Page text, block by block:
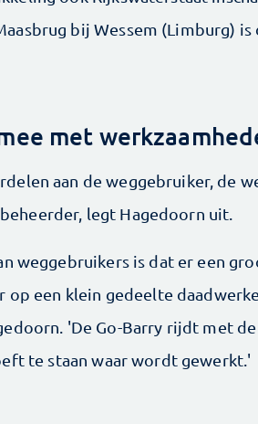
bij Wessem (Limburg) is
met
aan de weggebruiker, de
legt Hagedoorn uit.
weggebruikers is dat er een
op een klein gedeelte
'De Go-Barry rijdt met de
te staan waar wordt gewerkt.'